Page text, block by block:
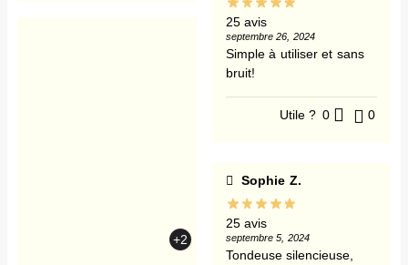
+2
25 avis
septembre 26, 2024
Simple à utiliser et sans
bruit!
Utile ? 0 0
Sophie Z.
25 avis
septembre 5, 2024
Tondeuse silencieuse,